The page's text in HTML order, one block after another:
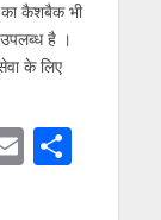
कैशबैक भी
उपलब्ध है ।
के लिए
E S